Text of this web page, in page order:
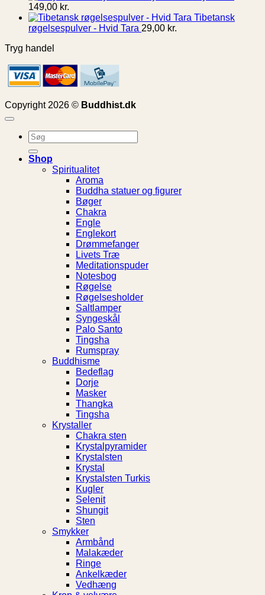
149,00 kr.
Tibetansk
røgelsespulver - Hvid Tara 29,00 kr.
Tryg handel
Copyright 2026 © Buddhist.dk
Søg
efter:
Shop
Spiritualitet
Aroma
Buddha statuer og figurer
Bøger
Chakra
Engle
Englekort
Drømmefanger
Livets Træ
Meditationspuder
Notesbog
Røgelse
Røgelsesholder
Saltlamper
Syngeskål
Palo Santo
Tingsha
Rumspray
Buddhisme
Bedeflag
Dorje
Masker
Thangka
Tingsha
Krystaller
Chakra sten
Krystalpyramider
Krystalsten
Krystal
Krystalsten Turkis
Kugler
Selenit
Shungit
Sten
Smykker
Armbånd
Malakæder
Ringe
Ankelkæder
Vedhæng